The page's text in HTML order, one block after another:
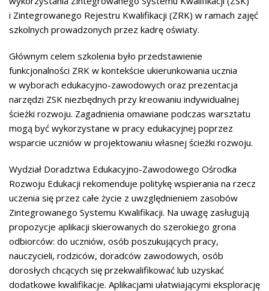
i Zintegrowanego Rejestru Kwalifikacji (ZRK) w ramach zajęć
szkolnych prowadzonych przez kadrę oświaty.
Głównym celem szkolenia było przedstawienie
funkcjonalności ZRK w kontekście ukierunkowania ucznia
w wyborach edukacyjno-zawodowych oraz prezentacja
narzędzi ZSK niezbędnych przy kreowaniu indywidualnej
ścieżki rozwoju. Zagadnienia omawiane podczas warsztatu
mogą być wykorzystane w pracy edukacyjnej poprzez
wsparcie uczniów w projektowaniu własnej ścieżki rozwoju.
Wydział Doradztwa Edukacyjno-Zawodowego Ośrodka
Rozwoju Edukacji rekomenduje politykę wspierania na rzecz
uczenia się przez całe życie z uwzględnieniem zasobów
Zintegrowanego Systemu Kwalifikacji. Na uwagę zasługują
propozycje aplikacji skierowanych do szerokiego grona
odbiorców: do uczniów, osób poszukujących pracy,
nauczycieli, rodziców, doradców zawodowych, osób
dorosłych chcących się przekwalifikować lub uzyskać
dodatkowe kwalifikacje. Aplikacjami ułatwiającymi eksplorację